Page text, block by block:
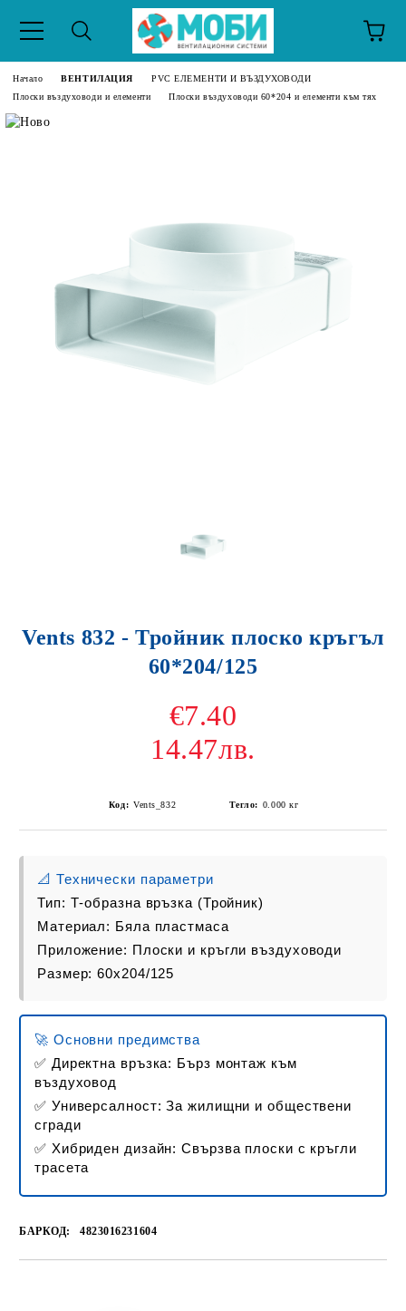
Начало ВЕНТИЛАЦИЯ
PVC ЕЛЕМЕНТИ И ВЪЗДУХОВОДИ
Плоски въздуховоди и елементи
Плоски въздуховоди 60*204 и елементи към тях
Vents 832 - Тройник плоско кръгъл
60*204/125
€7.40
14.47лв.
Код: Vents_832 Тегло: 0.000 кг
📐 Технически параметри
Тип: Т-образна връзка (Тройник)
Материал: Бяла пластмаса
Приложение: Плоски и кръгли въздуховоди
Размер: 60x204/125
🚀 Основни предимства
✅ Директна връзка: Бърз монтаж към
въздуховод
✅ Универсалност: За жилищни и обществени
сгради
✅ Хибриден дизайн: Свързва плоски с кръгли
трасета
БАРКОД: 4823016231604